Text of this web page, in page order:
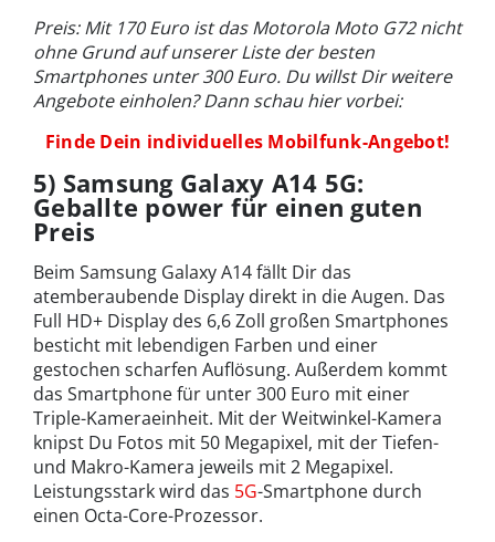
Preis: Mit 170 Euro ist das Motorola Moto G72 nicht
ohne Grund auf unserer Liste der besten
Smartphones unter 300 Euro. Du willst Dir weitere
Angebote einholen? Dann schau hier vorbei:
Finde Dein individuelles Mobilfunk-Angebot!
5) Samsung Galaxy A14 5G:
Geballte power für einen guten
Preis
Beim Samsung Galaxy A14 fällt Dir das
atemberaubende Display direkt in die Augen. Das
Full HD+ Display des 6,6 Zoll großen Smartphones
besticht mit lebendigen Farben und einer
gestochen scharfen Auflösung. Außerdem kommt
das Smartphone für unter 300 Euro mit einer
Triple-Kameraeinheit. Mit der Weitwinkel-Kamera
knipst Du Fotos mit 50 Megapixel, mit der Tiefen-
und Makro-Kamera jeweils mit 2 Megapixel.
Leistungsstark wird das 5G-Smartphone durch
einen Octa-Core-Prozessor.